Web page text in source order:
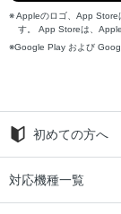
Appleのロゴ、App Store
す。 App Storeは、
Google Play および
初めての方へ
対応機種一覧